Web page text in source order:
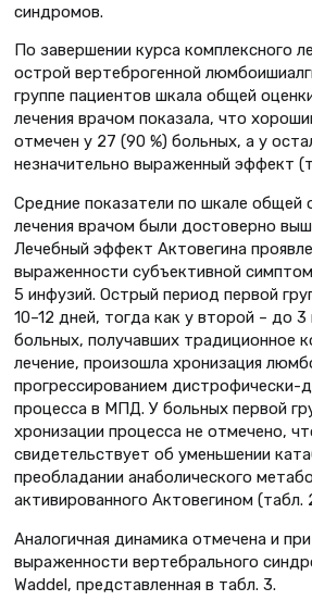
синдромов.
По завершении курса комплексного
острой вертеброгенной
группе пациентов шкала общей
лечения врачом показала, что
отмечен у 27 (90 %) больных, а у
незначительно выраженный эффект
Средние показатели по шкале общей
лечения врачом были достоверно
Лечебный эффект Актовегина
выраженности субъективной
5 инфузий. Острый период первой
10–12 дней, тогда как у второй – до 3
больных, получавших традиционное
лечение, произошла хронизация
прогрессированием дистрофически-
процесса в МПД. У больных первой
хронизации процесса не отмечено,
свидетельствует об уменьшении
преобладании анаболического
активированного Актовегином (табл.
Аналогичная динамика отмечена и
выраженности вертебрального
Waddel, представленная в табл. 3.